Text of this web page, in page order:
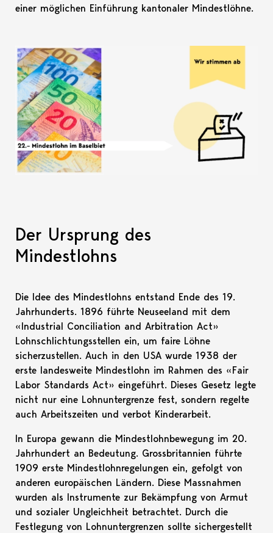
einer möglichen Einführung kantonaler Mindestlöhne.
Der Ursprung des
Mindestlohns
Die Idee des Mindestlohns entstand Ende des 19.
Jahrhunderts. 1896 führte Neuseeland mit dem
«Industrial Conciliation and Arbitration Act»
Lohnschlichtungsstellen ein, um faire Löhne
sicherzustellen. Auch in den USA wurde 1938 der
erste landesweite Mindestlohn im Rahmen des «Fair
Labor Standards Act» eingeführt. Dieses Gesetz legte
nicht nur eine Lohnuntergrenze fest, sondern regelte
auch Arbeitszeiten und verbot Kinderarbeit.
In Europa gewann die Mindestlohnbewegung im 20.
Jahrhundert an Bedeutung. Grossbritannien führte
1909 erste Mindestlohnregelungen ein, gefolgt von
anderen europäischen Ländern. Diese Massnahmen
wurden als Instrumente zur Bekämpfung von Armut
und sozialer Ungleichheit betrachtet. Durch die
Festlegung von Lohnuntergrenzen sollte sichergestellt